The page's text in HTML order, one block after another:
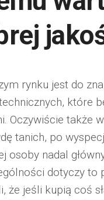
rynku jest do
które
Oczywiście także
tanich, po
osoby nadal
dotyczy to
że jeśli kupią coś